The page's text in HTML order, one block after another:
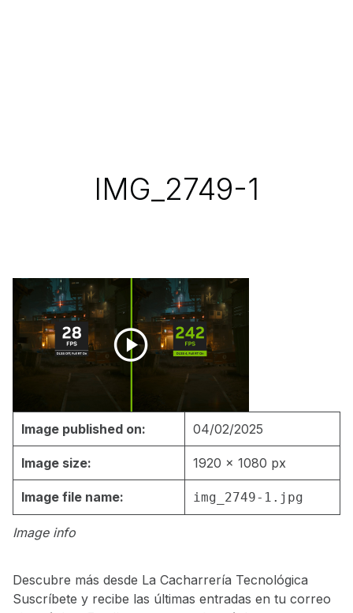
IMG_2749-1
Image info
Image published on: 04/02/2025
Image size: 1920 × 1080 px
Image file name: img_2749-1.jpg
Descubre más desde La Cacharrería Tecnológica
Suscríbete y recibe las últimas entradas en tu correo